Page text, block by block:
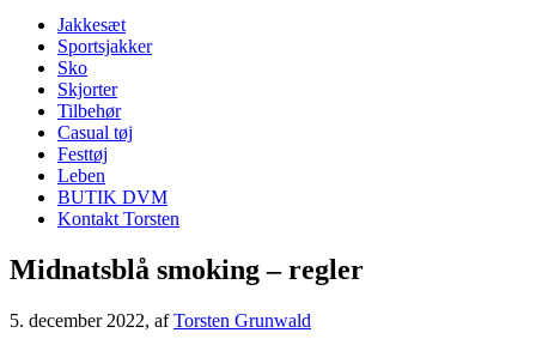
Jakkesæt
Sportsjakker
Sko
Skjorter
Tilbehør
Casual tøj
Festtøj
Leben
BUTIK DVM
Kontakt Torsten
Midnatsblå smoking – regler
5. december 2022, afTorsten Grunwald